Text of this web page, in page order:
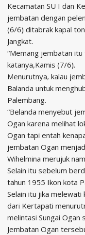
Kecamatan SU I dan
jembatan dengan
(6/6) ditabrak kapal
Jangkat.
“Memang jembatan
katanya,Kamis (7/6).
Menurutnya, kalau
Balanda untuk
Palembang.
“Belanda menyebut
Ogan karena melihat
Ogan tapi entah
jembatan Ogan
Wihelmina merujuk
Selain itu sebelum
tahun 1955 Ikon kota
Selain itu jika
dari Kertapati
melintasi Sungai Ogan
Jembatan Ogan